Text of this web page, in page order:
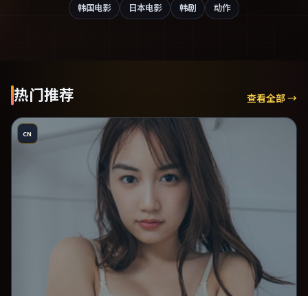
韩国电影 日本电影 韩剧 动作
热门推荐 查看全部 →
CN